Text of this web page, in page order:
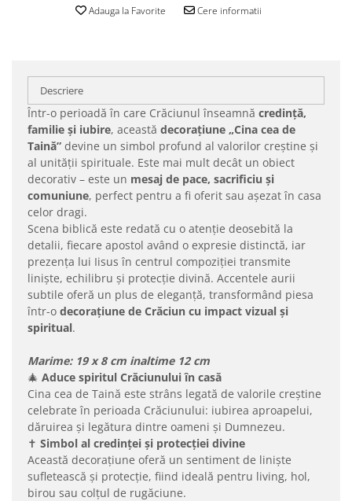
Adauga la Favorite Cere informatii
Descriere
Într-o perioadă în care Crăciunul înseamnă credință,
familie și iubire, această decorațiune „Cina cea de
Taină” devine un simbol profund al valorilor creștine și
al unității spirituale. Este mai mult decât un obiect
decorativ – este un mesaj de pace, sacrificiu și
comuniune, perfect pentru a fi oferit sau așezat în casa
celor dragi.
Scena biblică este redată cu o atenție deosebită la
detalii, fiecare apostol având o expresie distinctă, iar
prezența lui Iisus în centrul compoziției transmite
liniște, echilibru și protecție divină. Accentele aurii
subtile oferă un plus de eleganță, transformând piesa
într-o decorațiune de Crăciun cu impact vizual și
spiritual.
Marime: 19 x 8 cm inaltime 12 cm
🎄 Aduce spiritul Crăciunului în casă
Cina cea de Taină este strâns legată de valorile creștine
celebrate în perioada Crăciunului: iubirea aproapelui,
dăruirea și legătura dintre oameni și Dumnezeu.
✝️ Simbol al credinței și protecției divine
Această decorațiune oferă un sentiment de liniște
sufletească și protecție, fiind ideală pentru living, hol,
birou sau colțul de rugăciune.